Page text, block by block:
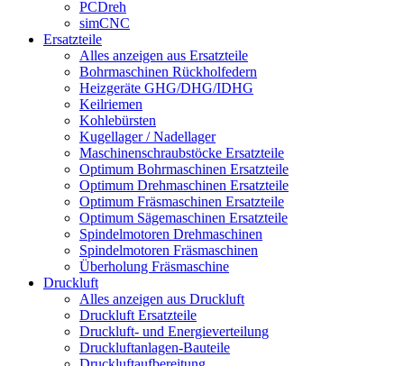
PCDreh
simCNC
Ersatzteile
Alles anzeigen aus Ersatzteile
Bohrmaschinen Rückholfedern
Heizgeräte GHG/DHG/IDHG
Keilriemen
Kohlebürsten
Kugellager / Nadellager
Maschinenschraubstöcke Ersatzteile
Optimum Bohrmaschinen Ersatzteile
Optimum Drehmaschinen Ersatzteile
Optimum Fräsmaschinen Ersatzteile
Optimum Sägemaschinen Ersatzteile
Spindelmotoren Drehmaschinen
Spindelmotoren Fräsmaschinen
Überholung Fräsmaschine
Druckluft
Alles anzeigen aus Druckluft
Druckluft Ersatzteile
Druckluft- und Energieverteilung
Druckluftanlagen-Bauteile